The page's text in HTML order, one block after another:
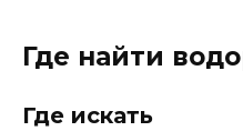
Где найти
Где искать